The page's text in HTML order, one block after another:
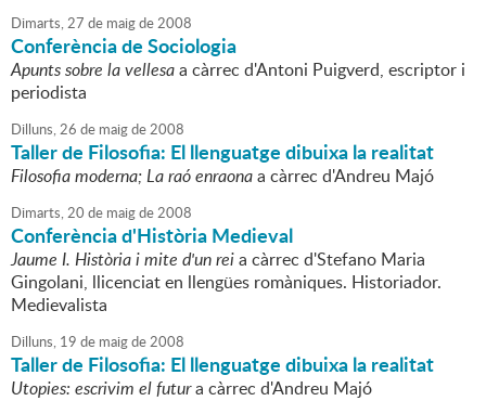
Dimarts,27 de maigde2008
Conferència de Sociologia
Apunts sobre la vellesaa càrrec d'Antoni Puigverd, escriptor i
periodista
Dilluns,26 de maigde2008
Taller de Filosofia: El llenguatge dibuixa la realitat
Filosofia moderna; La raó enraonaa càrrec d'Andreu Majó
Dimarts,20 de maigde2008
Conferència d'Història Medieval
Jaume I. Història i mite d'un reia càrrec d'Stefano Maria
Gingolani, llicenciat en llengües romàniques. Historiador.
Medievalista
Dilluns, 19 de maigde2008
Taller de Filosofia: El llenguatge dibuixa la realitat
Utopies: escrivim el futura càrrec d'Andreu Majó